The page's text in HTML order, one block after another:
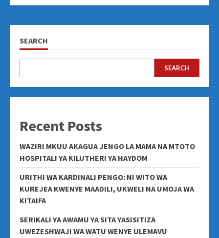
SEARCH
SEARCH
Recent Posts
WAZIRI MKUU AKAGUA JENGO LA MAMA NA MTOTO
HOSPITALI YA KILUTHERI YA HAYDOM
URITHI WA KARDINALI PENGO: NI WITO WA
KUREJEA KWENYE MAADILI, UKWELI NA UMOJA WA
KITAIFA
SERIKALI YA AWAMU YA SITA YASISITIZA
UWEZESHWAJI WA WATU WENYE ULEMAVU